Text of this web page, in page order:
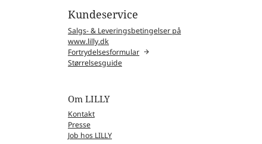
Kundeservice
Salgs- & Leveringsbetingelser på
www.lilly.dk
Fortrydelsesformular
Størrelsesguide
Om LILLY
Kontakt
Presse
Job hos LILLY